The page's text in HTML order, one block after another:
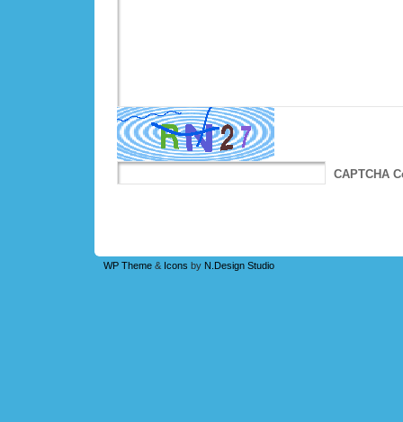
CAPTCHA
WP Theme & Icons by N.Design Studio